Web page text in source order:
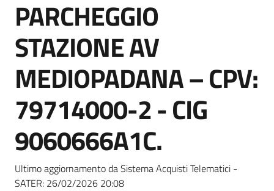
Supporto
Piattaforme
telematiche
site
PARCHEGGIO
STAZIONE AV
MEDIOPADANA – CPV:
79714000-2 - CIG
9060666A1C.
Ultimo aggiornamento da Sistema Acquisti Telematici -
SATER: 26/02/2026 20:08